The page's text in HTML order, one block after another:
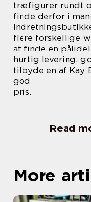
træfigurer rundt
finde derfor i
flere forskellige
at finde en
hurtig levering,
tilbyde en af Kay
god
pris.
Read
More